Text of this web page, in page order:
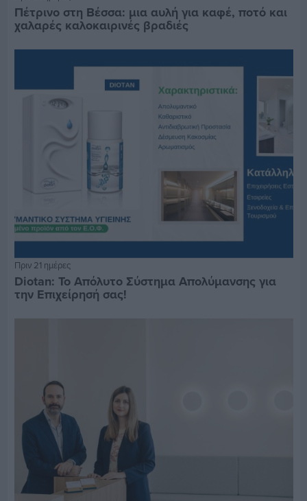
Πέτρινο στη Βέσσα: μια αυλή για καφέ, ποτό και
χαλαρές καλοκαιρινές βραδιές
Πριν 21 ημέρες
Diotan: Το Απόλυτο Σύστημα Απολύμανσης για
την Επιχείρησή σας!